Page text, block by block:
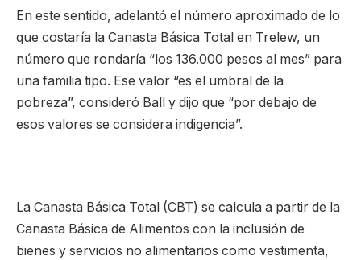
En este sentido, adelantó el número aproximado de lo
que costaría la Canasta Básica Total en Trelew, un
número que rondaría “los 136.000 pesos al mes” para
una familia tipo. Ese valor “es el umbral de la
pobreza”, consideró Ball y dijo que “por debajo de
esos valores se considera indigencia”.
La Canasta Básica Total (CBT) se calcula a partir de la
Canasta Básica de Alimentos con la inclusión de
bienes y servicios no alimentarios como vestimenta,